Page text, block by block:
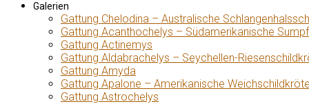
Galerien
Gattung Chelodina – Australische
Gattung Acanthochelys – Südamerikanische
Gattung Actinemys
Gattung Aldabrachelys – Seychellen-
Gattung Amyda
Gattung Apalone – Amerikanische
Gattung Astrochelys